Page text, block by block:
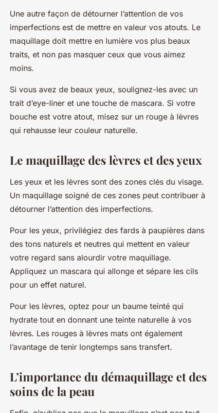
Une autre façon de détourner l’attention de vos
imperfections est de mettre en valeur vos atouts. Le
maquillage doit mettre en lumière vos plus beaux
traits, et non pas masquer ceux que vous aimez
moins.
Si vous avez de beaux yeux, soulignez-les avec un
trait d’eye-liner et une touche de mascara. Si votre
bouche est votre atout, misez sur un rouge à lèvres
qui rehausse leur couleur naturelle.
Le maquillage des lèvres et des yeux
Les yeux et les lèvres sont des zones clés du visage.
Un maquillage soigné de ces zones peut contribuer à
détourner l’attention des imperfections.
Pour les yeux, privilégiez des fards à paupières dans
des tons naturels et neutres qui mettent en valeur
votre regard sans alourdir votre maquillage.
Appliquez un mascara qui allonge et sépare les cils
pour un effet naturel.
Pour les lèvres, optez pour un baume teinté qui
hydrate tout en donnant une teinte naturelle à vos
lèvres. Les rouges à lèvres mats ont également
l’avantage de tenir longtemps sans transfert.
L’importance du démaquillage et des
soins de la peau